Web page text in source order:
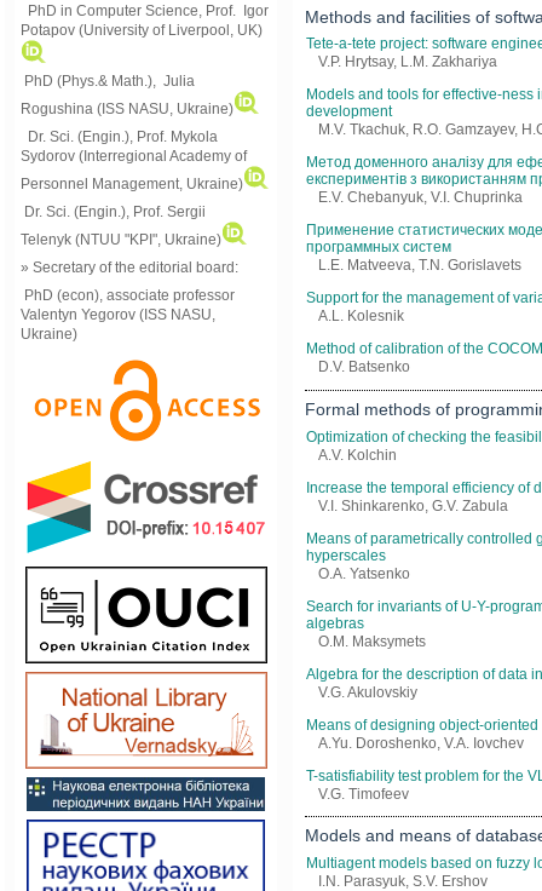
PhD in Computer Science, Prof. Igor
Potapov (University of Liverpool, UK)
PhD (Phys.& Math.), Julia
Rogushina (ISS NASU, Ukraine)
Dr. Sci. (Engin.), Prof. Mykola
Sydorov (Interregional Academy of
Personnel Management, Ukraine)
Dr. Sci. (Engin.), Prof. Sergii
Telenyk (NTUU "KPI", Ukraine)
» Secretary of the editorial board:
PhD (econ), associate professor
Valentyn Yegorov (ISS NASU,
Ukraine)
Methods and facilities of
Tete-a-tete project: software
V.P. Hrytsay, L.M. Zakhariya
Models and tools for effective-
development
M.V. Tkachuk, R.O. Gamzayev,
Метод доменного аналізу для
експериментів з використанням
E.V. Chebanyuk, V.I. Chuprinka
Применение статистических
программных систем
L.Е. Matveeva, T.N. Gorislavets
Support for the management of
A.L. Kolesnik
Method of calibration of the
D.V. Batsenko
Formal methods of
Optimization of checking the
A.V. Kolchin
Increase the temporal efficiency of
V.I. Shinkarenko, G.V. Zabula
Means of parametrically controlled
hyperscales
O.A. Yatsenko
Search for invariants of U-Y-
algebras
O.M. Maksymets
Algebra for the description of data
V.G. Akulovskiy
Means of designing object-
А.Yu. Doroshenko, V.A. Iovchev
T-satisfiability test problem for the
V.G. Timofeev
Models and means of
Multiagent models based on fuzzy
I.N. Parasyuk, S.V. Ershov